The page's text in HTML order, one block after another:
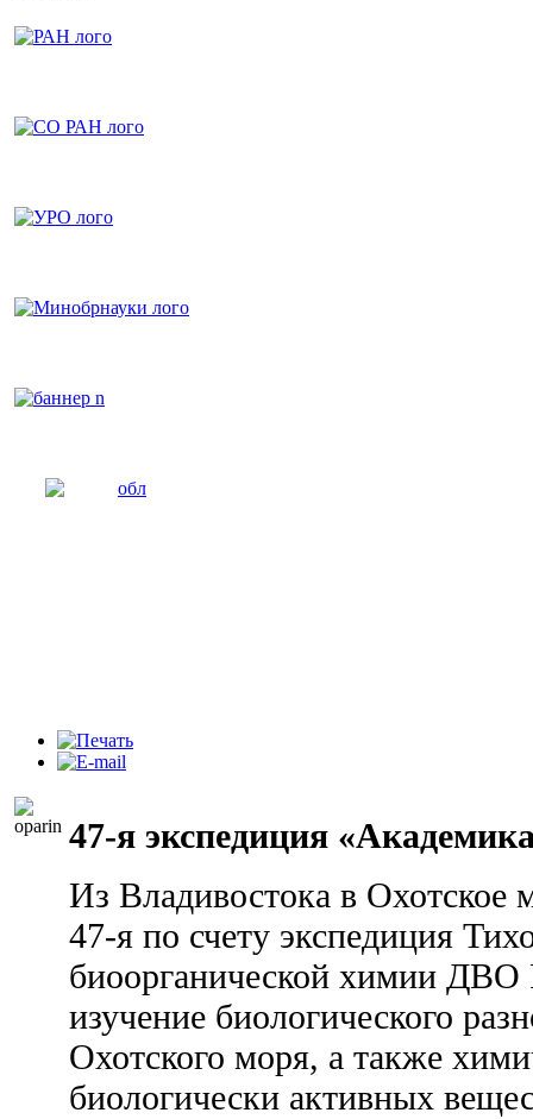
47-я экспедиция
Из Владивостока в Охотское
47-я по счету экспедиция
биоорганической химии
изучение биологического
Охотского моря, а также
биологически активных